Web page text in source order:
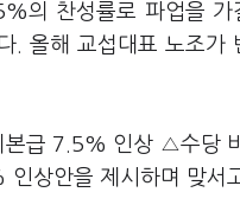
의 찬성률로 파업을 가
. 올해 교섭대표 노조가
본급 7.5% 인상 △수당
상안을 제시하며 맞서